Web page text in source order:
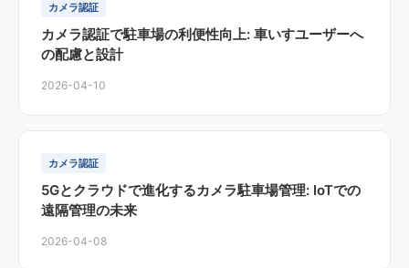
カメラ認証
カメラ認証で駐車場の利便性向上: 車いすユーザーへ
の配慮と設計
2026-04-10
カメラ認証
5Gとクラウドで進化するカメラ駐車場管理: IoTでの
遠隔管理の未来
2026-04-08